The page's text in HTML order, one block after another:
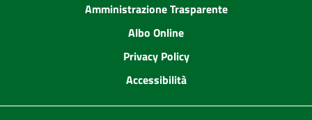
Amministrazione Trasparente
Albo Online
Privacy Policy
Accessibilità